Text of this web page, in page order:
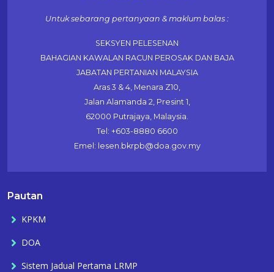
Untuk sebarang pertanyaan & maklum balas :
SEKSYEN PELESENAN
BAHAGIAN KAWALAN RACUN PEROSAK DAN BAJA
JABATAN PERTANIAN MALAYSIA
Aras 3 & 4, Menara Z10,
Jalan Alamanda 2, Presint 1,
62000 Putrajaya, Malaysia.
Tel: +603-8880 6600
Emel: lesen.bkrpb@doa.gov.my
Pautan
KPKM
DOA
Sistem Jadual Pertama LRMP